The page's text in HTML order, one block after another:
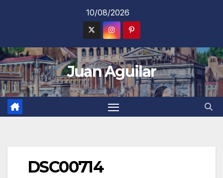
10/08/2026
Juan Aguilar
DSC00714